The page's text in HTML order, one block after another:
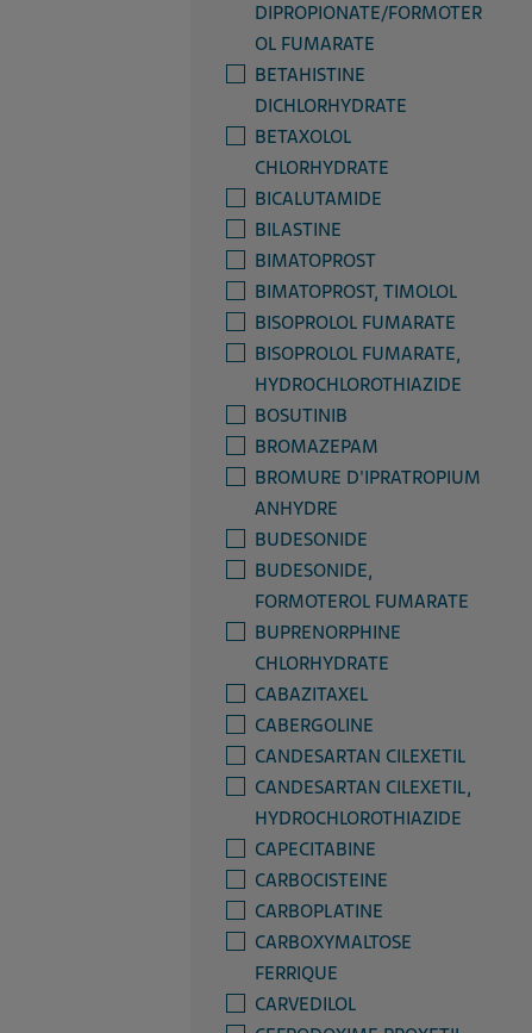
DIPROPIONATE/FORMOTER
OL FUMARATE
BETAHISTINE
DICHLORHYDRATE
BETAXOLOL
CHLORHYDRATE
BICALUTAMIDE
BILASTINE
BIMATOPROST
BIMATOPROST, TIMOLOL
BISOPROLOL FUMARATE
BISOPROLOL FUMARATE,
HYDROCHLOROTHIAZIDE
BOSUTINIB
BROMAZEPAM
BROMURE D'IPRATROPIUM
ANHYDRE
BUDESONIDE
BUDESONIDE,
FORMOTEROL FUMARATE
BUPRENORPHINE
CHLORHYDRATE
CABAZITAXEL
CABERGOLINE
CANDESARTAN CILEXETIL
CANDESARTAN CILEXETIL,
HYDROCHLOROTHIAZIDE
CAPECITABINE
CARBOCISTEINE
CARBOPLATINE
CARBOXYMALTOSE
FERRIQUE
CARVEDILOL